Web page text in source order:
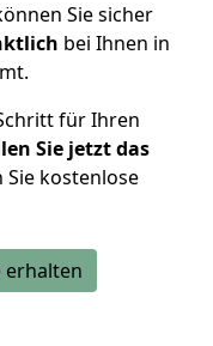
Sie sicher
bei Ihnen in
für Ihren
Sie jetzt das
kostenlose
erhalten